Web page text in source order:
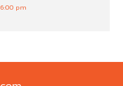
6:00 pm